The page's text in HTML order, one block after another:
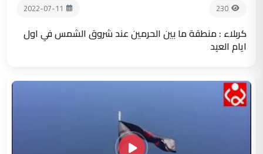
230
2022-07-11
كربلاء : منطقة ما بين الحرمين عند شروق الشمس في اول
ايام العيد